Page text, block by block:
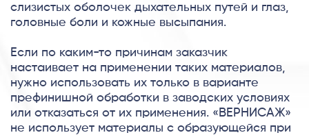
слизистых оболочек дыхательных путей и глаз,
головные боли и кожные высыпания.
Если по каким-то причинам заказчик
настаивает на применении таких материалов,
нужно использовать их только в варианте
префинишной обработки в заводских условиях
или отказаться от их применения. «ВЕРНИСАЖ»
не использует материалы с образующейся при